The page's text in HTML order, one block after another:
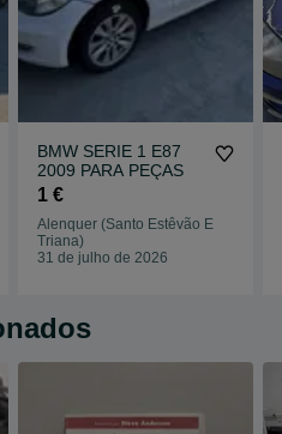
BMW SERIE 1 E87
2009 PARA PEÇAS
1 €
Alenquer (Santo Estêvão E
Triana)
31 de julho de 2026